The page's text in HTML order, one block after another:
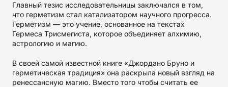
Главный тезис исследовательницы заключался в том,
что герметизм стал катализатором научного прогресса.
Герметизм — это учение, основанное на текстах
Гермеса Трисмегиста, которое объединяет алхимию,
астрологию и магию.
В своей самой известной книге «Джордано Бруно и
герметическая традиция» она раскрыла новый взгляд на
ренессансную магию. Вместо того чтобы считать ее